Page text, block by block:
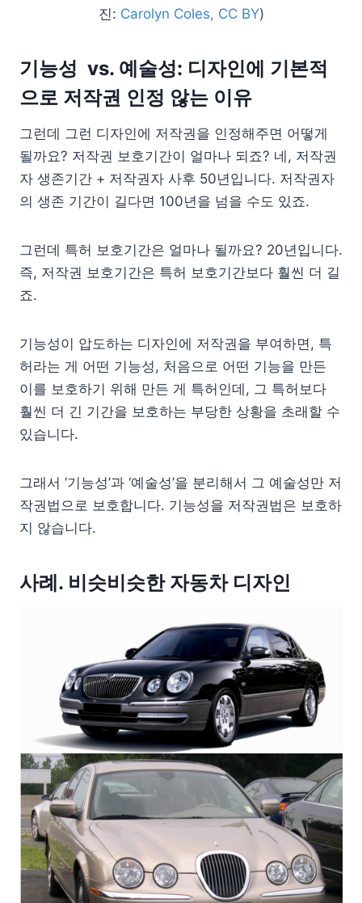
진: Carolyn Coles, CC BY)
기능성 vs. 예술성: 디자인에 기본적
으로 저작권 인정 않는 이유
그런데 그런 디자인에 저작권을 인정해주면 어떻게
될까요? 저작권 보호기간이 얼마나 되죠? 네, 저작권
자 생존기간 + 저작권자 사후 50년입니다. 저작권자
의 생존 기간이 길다면 100년을 넘을 수도 있죠.
그런데 특허 보호기간은 얼마나 될까요? 20년입니다.
즉, 저작권 보호기간은 특허 보호기간보다 훨씬 더 길
죠.
기능성이 압도하는 디자인에 저작권을 부여하면, 특
허라는 게 어떤 기능성, 처음으로 어떤 기능을 만든
이를 보호하기 위해 만든 게 특허인데, 그 특허보다
훨씬 더 긴 기간을 보호하는 부당한 상황을 초래할 수
있습니다.
그래서 ‘기능성’과 ‘예술성’을 분리해서 그 예술성만 저
작권법으로 보호합니다. 기능성을 저작권법은 보호하
지 않습니다.
사례. 비슷비슷한 자동차 디자인